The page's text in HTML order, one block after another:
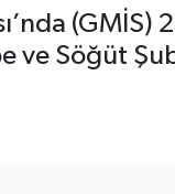
ve Söğüt